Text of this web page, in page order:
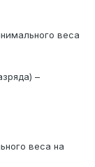
веса
–
веса на